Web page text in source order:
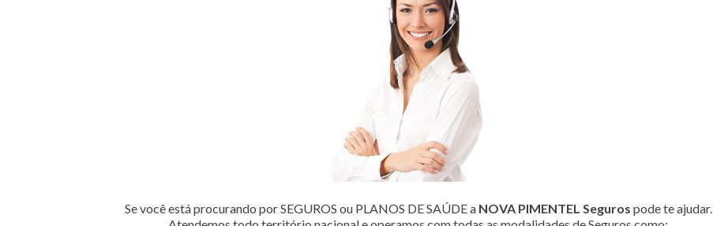
Se você está procurando por SEGUROS ou PLANOS DE SAÚDE a NOVA PIMENTEL Seguros pode te ajudar.